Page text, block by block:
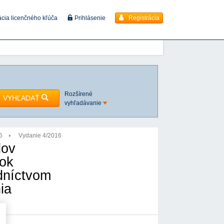
licenčného kľúča Prihlásenie Registrácia
VYHĽADAŤ
Rozšírené
vyhľadávanie
Vydanie 4/2016